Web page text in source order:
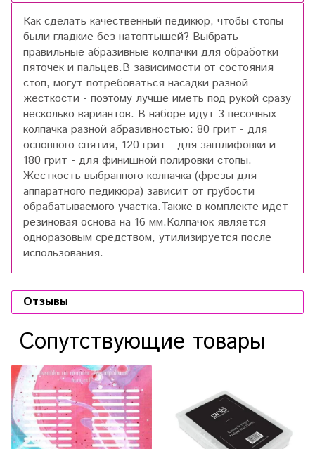
Как сделать качественный педикюр, чтобы стопы
были гладкие без натоптышей? Выбрать
правильные абразивные колпачки для обработки
пяточек и пальцев.В зависимости от состояния
стоп, могут потребоваться насадки разной
жесткости - поэтому лучше иметь под рукой сразу
несколько вариантов. В наборе идут 3 песочных
колпачка разной абразивностью: 80 грит - для
основного снятия, 120 грит - для зашлифовки и
180 грит - для финишной полировки стопы.
Жесткость выбранного колпачка (фрезы для
аппаратного педикюра) зависит от грубости
обрабатываемого участка.Также в комплекте идет
резиновая основа на 16 мм.Колпачок является
одноразовым средством, утилизируется после
использования.
Отзывы
Сопутствующие товары